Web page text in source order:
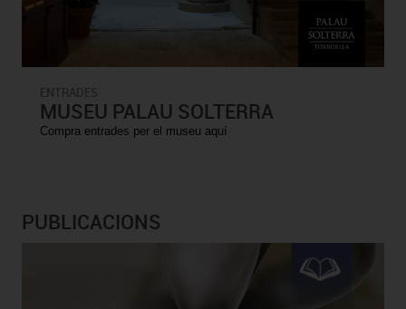
MUSEU PALAU SOLTERRA
Compra entrades per el museu aquí
PUBLICACIONS